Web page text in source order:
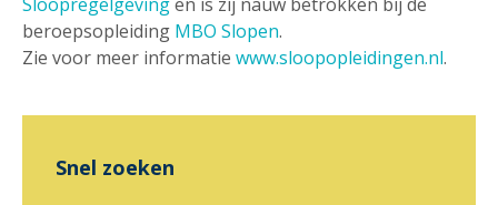
beroepsopleiding MBO Slopen.
Zie voor meer informatie www.sloopopleidingen.nl.
Snel zoeken